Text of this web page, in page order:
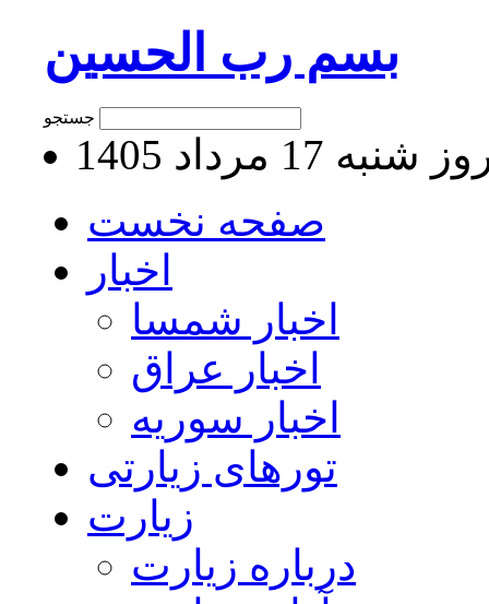
بسم رب الحسین
17 مرداد 1405
صفحه نخست
اخبار
اخبار شمسا
اخبار عراق
اخبار سوریه
تورهای زیارتی
زیارت
درباره زیارت